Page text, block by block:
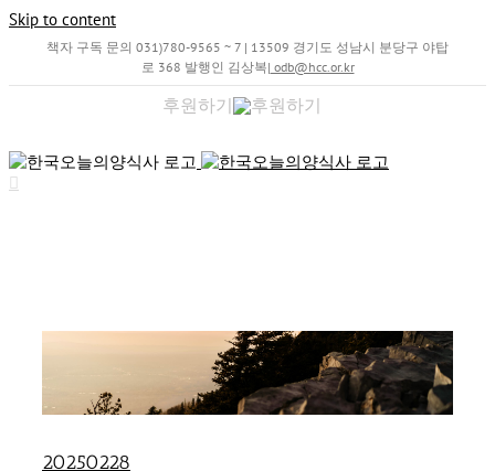
Skip to content
책자 구독 문의 031)780-9565 ~ 7 | 13509 경기도 성남시 분당구 야탑
로 368 발행인 김상복| odb@hcc.or.kr
후원하기
20250228